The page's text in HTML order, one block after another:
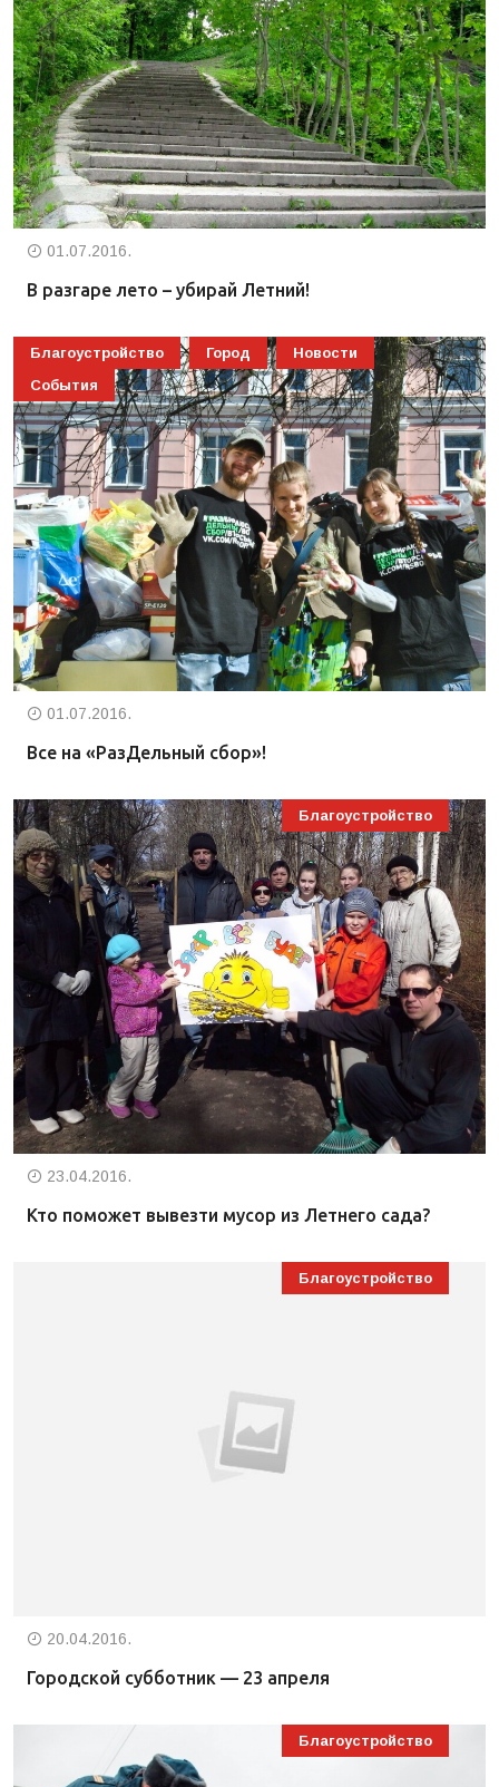
01.07.2016.
В разгаре лето – убирай Летний!
Благоустройство Город
Новости
События
01.07.2016.
Все на «РазДельный сбор»!
Благоустройство
23.04.2016.
Кто поможет вывезти мусор из Летнего сада?
Благоустройство
20.04.2016.
Городской субботник — 23 апреля
Благоустройство